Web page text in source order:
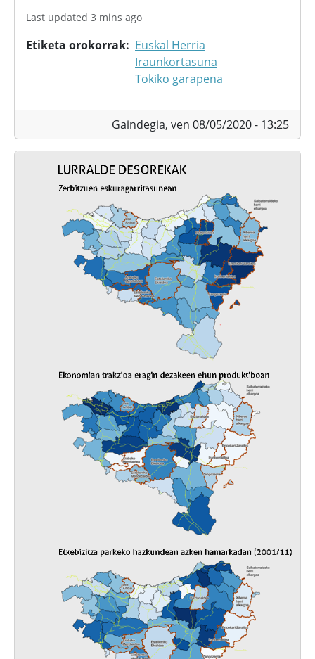
Last updated 3 mins ago
Etiketa orokorrak
Euskal Herria
Iraunkortasuna
Tokiko garapena
Gaindegia, ven 08/05/2020 - 13:25